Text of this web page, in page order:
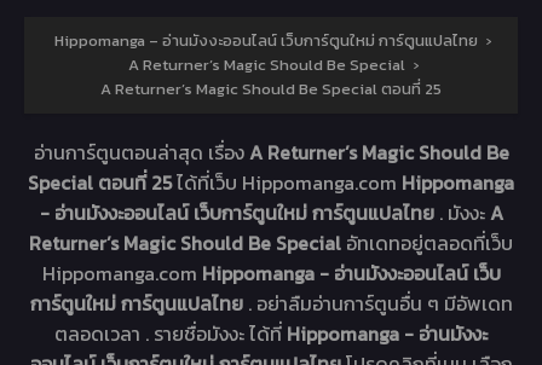
Hippomanga – อ่านมังงะออนไลน์ เว็บการ์ตูนใหม่ การ์ตูนแปลไทย ›
A Returner’s Magic Should Be Special ›
A Returner’s Magic Should Be Special ตอนที่ 25
อ่านการ์ตูนตอนล่าสุด เรื่องA Returner’s Magic Should Be
Special ตอนที่ 25ได้ที่เว็บ Hippomanga.com Hippomanga
- อ่านมังงะออนไลน์ เว็บการ์ตูนใหม่ การ์ตูนแปลไทย . มังงะA
Returner’s Magic Should Be Special อัทเดทอยู่ตลอดที่เว็บ
Hippomanga.com Hippomanga - อ่านมังงะออนไลน์ เว็บ
การ์ตูนใหม่ การ์ตูนแปลไทย . อย่าลืมอ่านการ์ตูนอื่น ๆ มีอัพเดท
ตลอดเวลา . รายชื่อมังงะ ได้ที่ Hippomanga - อ่านมังงะ